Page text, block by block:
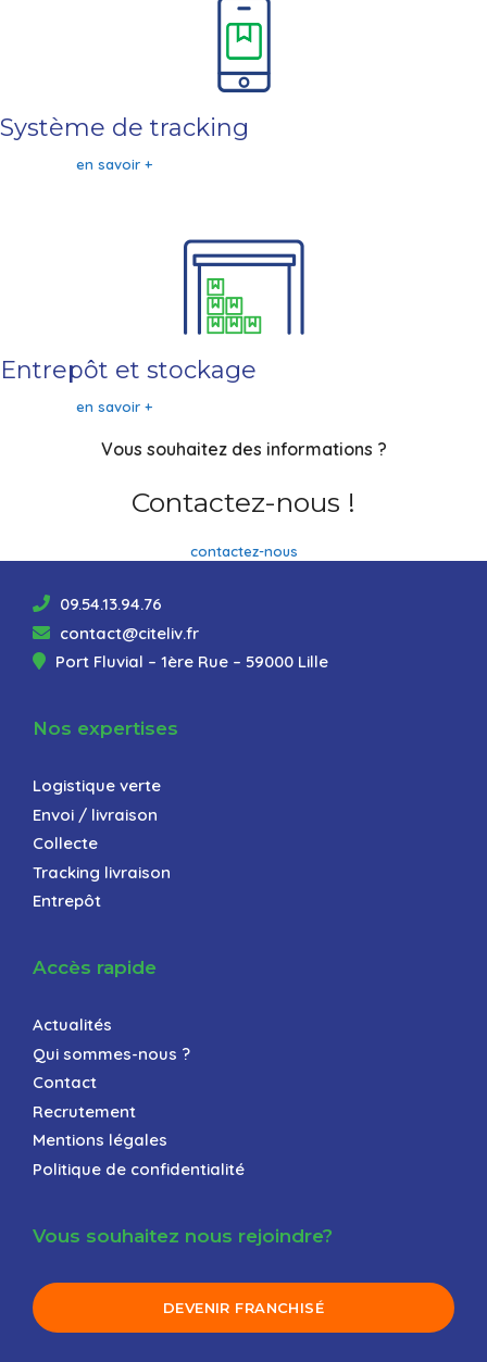
Système de tracking
en savoir +
Entrepôt et stockage
en savoir +
Vous souhaitez des informations ?
Contactez-nous !
contactez-nous
09.54.13.94.76
contact@citeliv.fr
Port Fluvial – 1ère Rue – 59000 Lille
Nos expertises
Logistique verte
Envoi / livraison
Collecte
Tracking livraison
Entrepôt
Accès rapide
Actualités
Qui sommes-nous ?
Contact
Recrutement
Mentions légales
Politique de confidentialité
Vous souhaitez nous rejoindre?
DEVENIR FRANCHISÉ